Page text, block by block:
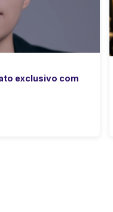
exclusivo com